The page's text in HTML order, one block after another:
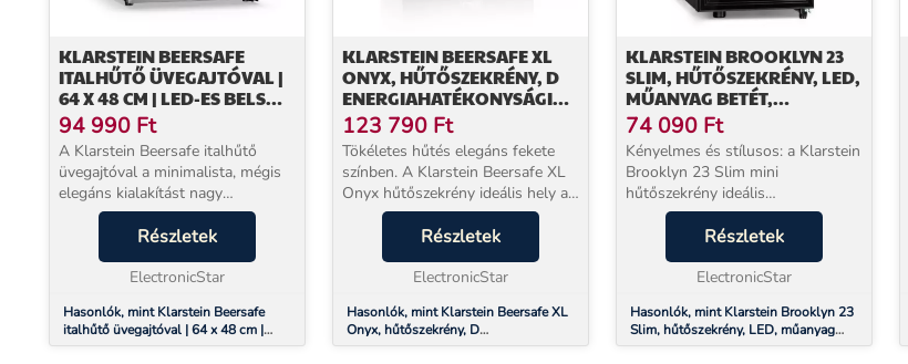
KLARSTEIN BEERSAFE
ITALHŰTŐ ÜVEGAJTÓVAL |
64 X 48 CM | LED-ES BELSŐ
VILÁGÍTÁS
94 990 Ft
A Klarstein Beersafe italhűtő
üvegajtóval a minimalista, mégis
elegáns kialakítást nagy
teljesítménnyel ötvözi. Vonzó
megjelenésének köszönhetően
zökkenőmentesen illeszkedik a
modern terekbe.A precíz ...
Részletek
ElectronicStar
Hasonlók, mint Klarstein Beersafe
italhűtő üvegajtóval | 64 x 48 cm |
LED-es belső világítás
KLARSTEIN BEERSAFE XL
ONYX, HŰTŐSZEKRÉNY, D
ENERGIAHATÉKONYSÁGI
OSZTÁLY, LED, FÉM
POLCOK, ÜVEGAJTÓ
123 790 Ft
Tökéletes hűtés elegáns fekete
színben. A Klarstein Beersafe XL
Onyx hűtőszekrény ideális hely a
friss élelmiszerek és hűtött italok
tárolására kis lakásokban,
partiszobákban, irodákban vagy
Részletek
ElectronicStar
Hasonlók, mint Klarstein Beersafe XL
Onyx, hűtőszekrény, D
energiahatékonysági osztály, LED, fém
KLARSTEIN BROOKLYN 23
SLIM, HŰTŐSZEKRÉNY, LED,
MŰANYAG BETÉT,
ÜVEGAJTÓ
74 090 Ft
Kényelmes és stílusos: a Klarstein
Brooklyn 23 Slim mini
hűtőszekrény ideális
hőmérsékletet biztosít szeszes
italai számára, és elegáns
kialakításának köszönhetően
bárhol elfér. A Brooklyn 23 Slim
Részletek
ElectronicStar
Hasonlók, mint Klarstein Brooklyn 23
Slim, hűtőszekrény, LED, műanyag
betét, üvegajtó